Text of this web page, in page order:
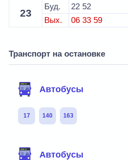
23
Буд. 22 52
Вых.
06 33 59
Транспорт на остановке
Автобусы
17 140 163
Автобусы